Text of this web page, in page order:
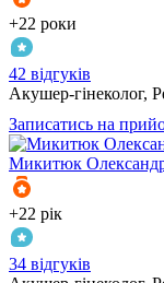
+22 роки
42 відгуків
Акушер-гінеколог,
Записатись на
Микитюк
+22 рік
34 відгуків